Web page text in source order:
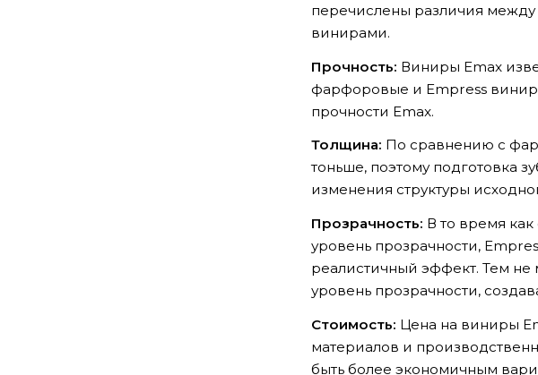
перечислены различия
винирами.
Прочность: Виниры Emax
фарфоровые и Empress
прочности Emax.
Толщина: По сравнению с
тоньше, поэтому подготовка
изменения структуры
Прозрачность: В то время
уровень прозрачности,
реалистичный эффект. Тем не
уровень прозрачности,
Стоимость: Цена на виниры
материалов и
быть более экономичным